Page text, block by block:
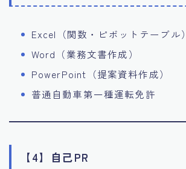
Excel（関数・ピボットテーブル）
Word（業務文書作成）
PowerPoint（提案資料作成）
普通自動車第一種運転免許
【4】自己PR